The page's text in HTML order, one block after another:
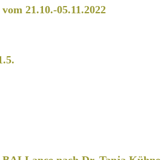
21.10.-05.11.2022